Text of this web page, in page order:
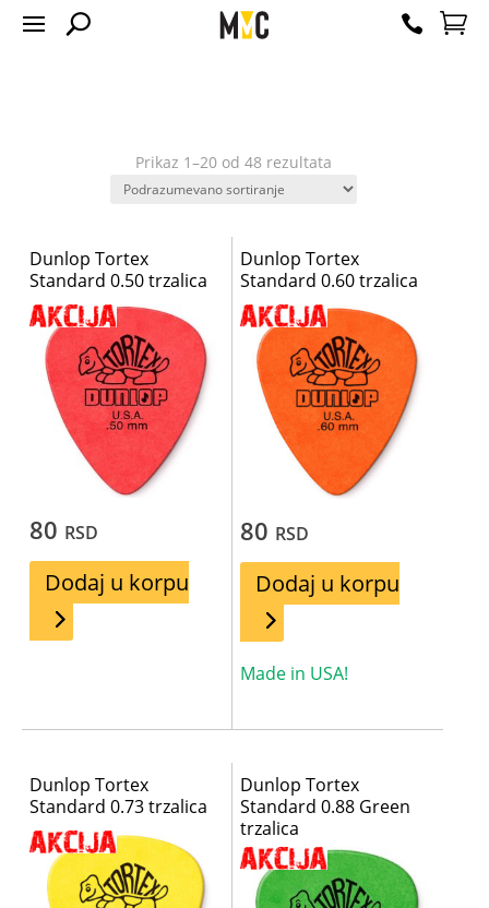
Prikaz 1–20 od 48 rezultata
Dunlop Tortex
Standard 0.50 trzalica
80 RSD
Dodaj u korpu
Dunlop Tortex
Standard 0.60 trzalica
80 RSD
Dodaj u korpu
Made in USA!
Dunlop Tortex
Standard 0.73 trzalica
Dunlop Tortex
Standard 0.88 Green
trzalica